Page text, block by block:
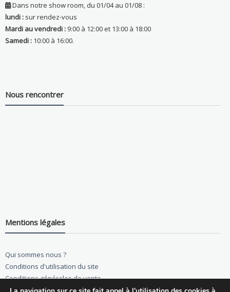
Dans notre show room, du 01/04 au 01/08 :
lundi : sur rendez-vous
Mardi au vendredi :9:00 à 12:00 et 13:00 à 18:00
Samedi : 10:00 à 16:00.
Nous rencontrer
Mentions légales
Qui sommes nous ?
Conditions d'utilisation du site
Conditions générales de vente